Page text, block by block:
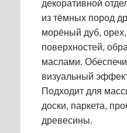
декоративной
из тёмных пород
морёный дуб,
поверхностей,
маслами.
визуальный
Подходит для
доски, паркета,
древесины.